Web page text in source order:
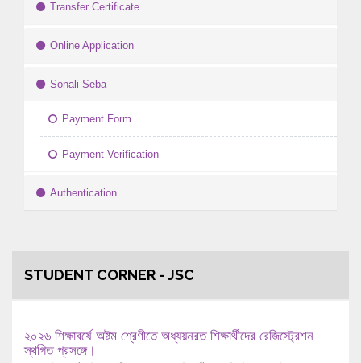
Transfer Certificate
Online Application
Sonali Seba
Payment Form
Payment Verification
Authentication
STUDENT CORNER - JSC
২০২৬ শিক্ষাবর্ষে অষ্টম শ্রেণীতে অধ্যয়নরত শিক্ষার্থীদের রেজিস্ট্রেশন
স্থগিত প্রসঙ্গে।